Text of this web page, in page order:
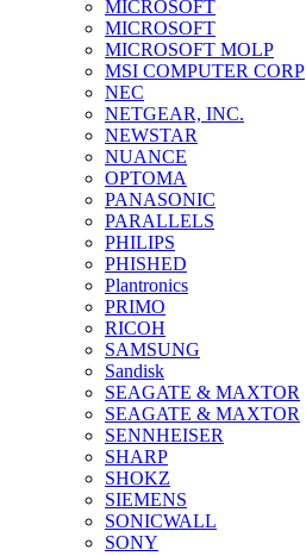
MICROSOFT
MICROSOFT
MICROSOFT MOLP
MSI COMPUTER CORP
NEC
NETGEAR, INC.
NEWSTAR
NUANCE
OPTOMA
PANASONIC
PARALLELS
PHILIPS
PHISHED
Plantronics
PRIMO
RICOH
SAMSUNG
Sandisk
SEAGATE & MAXTOR
SEAGATE & MAXTOR
SENNHEISER
SHARP
SHOKZ
SIEMENS
SONICWALL
SONY